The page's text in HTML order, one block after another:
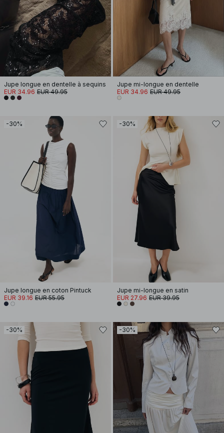
Jupe longue en dentelle à sequins
EUR 34.96 EUR 49.95
Jupe mi-longue en dentelle
EUR 34.96 EUR 49.95
-30%
Jupe longue en coton Pintuck
EUR 39.16 EUR 55.95
-30%
Jupe mi-longue en satin
EUR 27.96 EUR 39.95
-30% -30%